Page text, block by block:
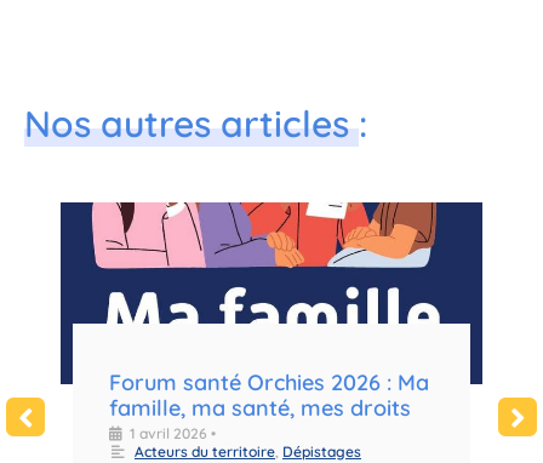
Nos autres articles:
Forum santé Orchies 2026 : Ma
famille, ma santé, mes droits
1 avril 2026 •
Acteurs du territoire, Dépistages